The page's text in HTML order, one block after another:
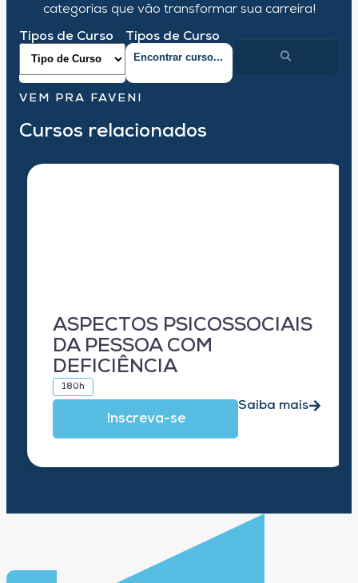
categorias que vão transformar sua carreira!
Tipos de Curso Tipos de Curso
VEM PRA FAVENI
Cursos relacionados
ASPECTOS PSICOSSOCIAIS
DA PESSOA COM
DEFICIÊNCIA
180h
Inscreva-se
Saiba mais